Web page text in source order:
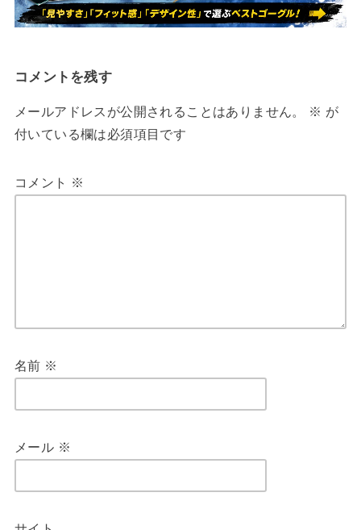
コメントを残す
メールアドレスが公開されることはありません。 ※ が
付いている欄は必須項目です
コメント ※
名前 ※
メール ※